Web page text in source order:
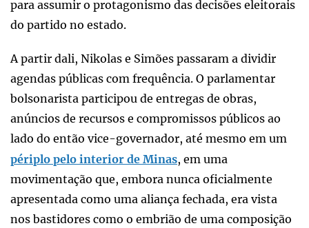
para assumir o protagonismo das decisões eleitorais
do partido no estado.
A partir dali, Nikolas e Simões passaram a dividir
agendas públicas com frequência. O parlamentar
bolsonarista participou de entregas de obras,
anúncios de recursos e compromissos públicos ao
lado do então vice-governador, até mesmo em um
périplo pelo interior de Minas, em uma
movimentação que, embora nunca oficialmente
apresentada como uma aliança fechada, era vista
nos bastidores como o embrião de uma composição